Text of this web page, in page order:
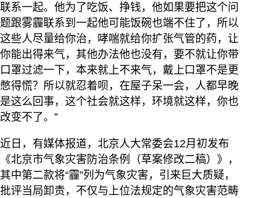
联系一起。他为了吃饭、挣钱，他如果要把这个问
题跟雾霾联系到一起他可能饭碗也端不住了，所以
这些人尽量给你治，哮喘就给你扩张气管的药，让
你能出得来气，其他办法他也没有，要不就让你带
口罩过滤一下，本来就上不来气，戴上口罩不是更
憋得慌？所以就忍着呗，在屋子呆一会，人都早晚
是这么回事，这个社会就这样，环境就这样，你也
改变不了。”
近日，有媒体报道，北京人大常委会12月初发布
《北京市气象灾害防治条例（草案修改二稿）》，
其中第二款将“霾”列为气象灾害，引来巨大质疑，
批评当局卸责，不仅与上位法规定的气象灾害范畴